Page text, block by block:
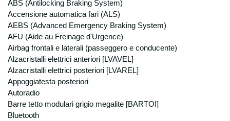
ecc..) Degidio Auto srl necessita di
raccogliere alcuni suoi dati personali: dati
anagrafici, indirizzi e nominativi, recapiti
telefonici, indirizzi e-mail, codice fiscale,
partita IVA, dati bancari.
Possono essere raccolti ed archiviati anche
dati relativi alle offerte emesse (anche se
non accettate), agli ordini stipulati, nonché
sua organizzazione ed attività. Per
ABS (Antilocking Braking System)
Accensione automatica fari (ALS)
AEBS (Advanced Emergency Braking System)
AFU (Aide au Freinage d'Urgence)
Airbag frontali e laterali (passeggero e conducente)
Alzacristalli elettrici anteriori [LVAVEL]
Alzacristalli elettrici posteriori [LVAREL]
Appoggiatesta posteriori
Autoradio
Barre tetto modulari grigio megalite [BARTOI]
Bluetooth